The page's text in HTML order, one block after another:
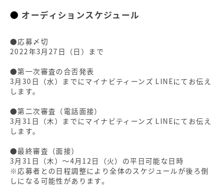
オーディションスケジュール
●応募〆切
2022年3月27日（日）まで
●第一次審査の合否発表
3月30日（水）までにマイナビティーンズ LINEにてお伝え
します。
●第二次審査（電話面接）
3月31日（木）までにマイナビティーンズ LINEにてお伝え
します。
●最終審査（面接）
3月31日（木）～4月12日（火）の平日可能な日時
※応募者との日程調整により全体のスケジュールが後ろ倒
しになる可能性があります。